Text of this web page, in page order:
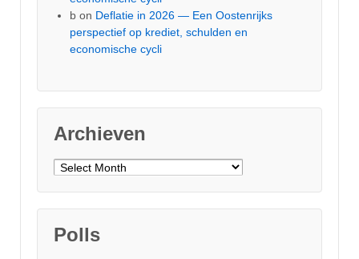
b on Deflatie in 2026 — Een Oostenrijks
perspectief op krediet, schulden en
economische cycli
Archieven
Archieven
Polls